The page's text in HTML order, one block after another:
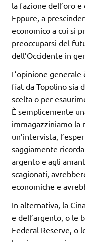
la fazione dell’oro
Eppure, a
economico a cui si
preoccuparsi del
dell’Occidente in
L’opinione
fiat da Topolino sia
scelta o per
È semplicemente
immagazziniamo la
un’intervista,
saggiamente
argento e agli
scagionati,
economiche e
In alternativa, la
e dell’argento, o le
Federal Reserve, o